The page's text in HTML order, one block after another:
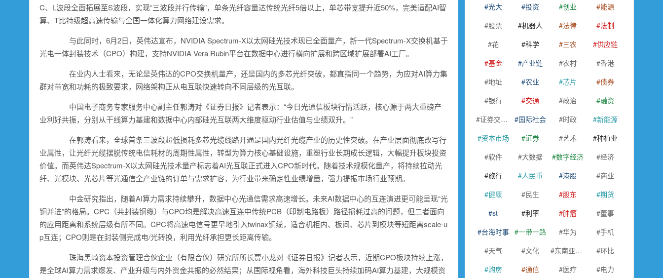
C、L波段全面拓展至S波段，实现“三波段并行传输”，单条光纤容量达传统光纤5倍以上，单芯带宽提升近50%，完美适配AI智
算、T比特级超高速传输与全国一体化算力网络建设需求。
与此同时，6月2日， 英伟达宣布，NVIDIA Spectrum-X以太网硅光技术现已全面量产，新一代Spectrum-X交换机基于
光电一体封装技术（CPO）构建，支持NVIDIA Vera Rubin平台在数据中心进行横向扩展和跨区域扩展部署AI工厂。
在业内人士看来，无论是英伟达的CPO交换机量产，还是国内的多芯光纤突破，都直指同一个趋势，为应对AI算力集
群对带宽和功耗的极致要求，网络架构正从电互联快速转向不同层级的光互联。
中国电子商务专家服务中心副主任郭涛对《证券日报》记者表示：“今日光通信板块行情活跃，核心源于两大重磅产
业利好共振，分别从干线算力基建和数据中心内部硅光互联两大维度驱动行业估值与业绩双升。”
在郭涛看来，全球首条三波段超低损耗多芯光缆线路开通是国内光纤光缆产业的历史性突破。在产业层面彻底改写行
业属性，让光纤光缆摆脱传统电信耗材的周期性属性，转型为算力核心基础设施，重塑行业长期成长逻辑，大幅提升板块投资
价值。而英伟达Spectrum-X以太网硅光技术量产标志着AI光互联正式进入CPO新时代。随着技术规模化量产，将持续拉动光
纤、光模块、光芯片等光通信全产业链的订单与需求扩容，为行业带来确定性业绩增量，强力提振市场行业预期。
中金研究指出，随着AI算力需求持续攀升， 数据中心光通信需求高速增长。未来AI数据中心的互连演进更可能呈现“光
铜并进”的格局。CPC（共封装铜缆）与CPO均是解决高速互连中传统PCB （印制电路板）路径损耗过高的问题，但二者面向
的应用距离和系统层级有所不同。CPC将高速电信号更早地引入twinax铜缆，适合机柜内、板间、芯片到模块等短距离scale-u
p互连；CPO则是在封装侧完成电/光转换，利用光纤承担更长距离传输。
珠海黑崎资本投资管理合伙企业（有限合伙）研究所所长贾小龙对《证券日报》记者表示，近期CPO板块持续上涨，
是全球AI算力需求爆发、产业升级与内外资金共振的必然结果；从国际视角看，海外科技巨头持续加码AI算力基建，大规模资
光大
投资 创业
能源
股票
机器人 法律
法制
花
科学 三农
供应链
基金
产业链 农村
香港
地址
农业 芯片
债券
银行
交通 政治
融资
证券交易所
国际社会 时政
新能源
资本市场
证券 艺术
种植业
软件
大数据 数字经济
经济
旅行
人民币 港股
商业
健康
民生 股东
期货
st
利率 肿瘤
董事
台海时事
一带一路 华为
手机
天气
文化 东南亚国家联盟
环比
购房
通信 医疗 电力